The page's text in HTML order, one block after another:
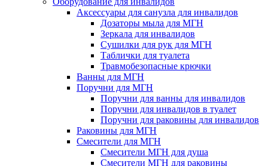
Аксессуары для санузла для инвалидов
Дозаторы мыла для МГН
Зеркала для инвалидов
Сушилки для рук для МГН
Таблички для туалета
Травмобезопасные крючки
Ванны для МГН
Поручни для МГН
Поручни для ванны для инвалидов
Поручни для инвалидов в туалет
Поручни для раковины для инвалидов
Раковины для МГН
Смесители для МГН
Смесители МГН для душа
Смесители МГН для раковины